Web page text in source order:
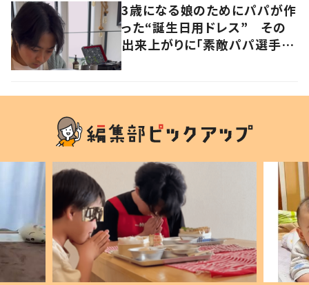
3歳になる娘のためにパパが作
った“誕生日用ドレス” その
出来上がりに「素敵パパ選手権